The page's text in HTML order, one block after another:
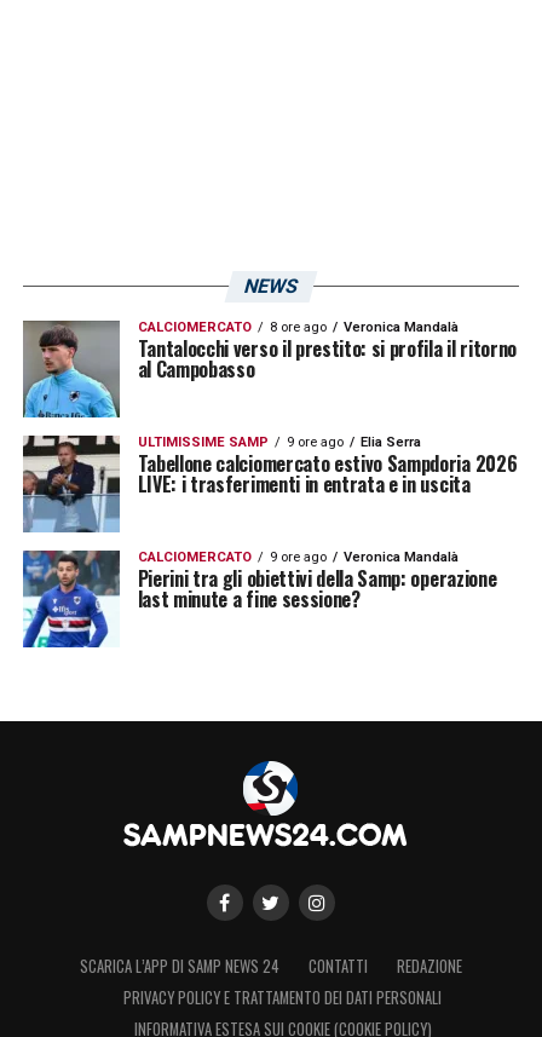
U
n post condiviso da Luigi Cherubini (@luigi_cherubinii)
LA PLAYLIST DELLE NOSTRE TOP NEWS
NEWS
CALCIOMERCATO 8 ore ago Veronica Mandalà
Tantalocchi verso il prestito: si profila il ritorno
al Campobasso
ULTIMISSIME SAMP 9 ore ago Elia Serra
Tabellone calciomercato estivo Sampdoria 2026
LIVE: i trasferimenti in entrata e in uscita
CALCIOMERCATO 9 ore ago Veronica Mandalà
Pierini tra gli obiettivi della Samp: operazione
last minute a fine sessione?
SCARICA L’APP DI SAMP NEWS 24 CONTATTI
REDAZIONE
PRIVACY POLICY E TRATTAMENTO DEI DATI PERSONALI
INFORMATIVA ESTESA SUI COOKIE (COOKIE POLICY)